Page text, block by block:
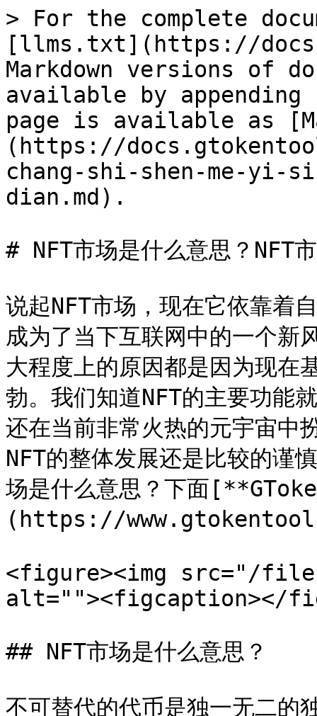
> For the complete
[llms.txt](https://
Markdown versions of
available by
page is available as
(https://
chang-shi-shen-me-yi-
dian.md).
# NFT市场是什么意思？NFT
说起NFT市场，现在它依靠着
成为了当下互联网中的一个新
大程度上的原因都是因为现在
勃。我们知道NFT的主要功能
还在当前非常火热的元宇宙中
NFT的整体发展还是比较的谨
场是什么意思？下面
(https://
<figure><img src="/files/
alt=""><figcaption></
## NFT市场是什么意思？
不可替代的代币是独一无二的